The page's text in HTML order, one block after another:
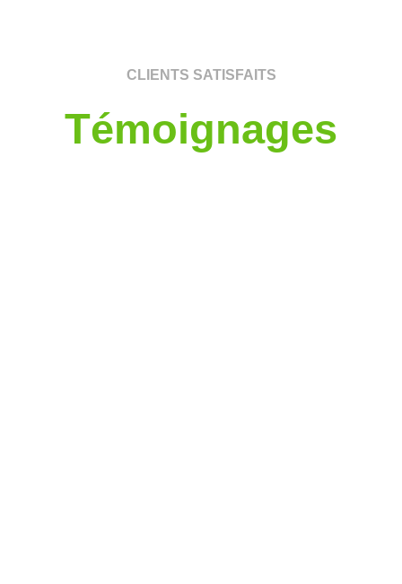
CLIENTS SATISFAITS
Témoignages